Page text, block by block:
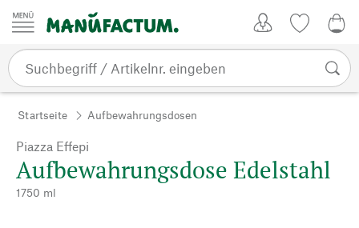
Zum Inhalt springen
Startseite Aufbewahrungsdosen
Piazza Effepi
Aufbewahrungsdose Edelstahl
1750 ml